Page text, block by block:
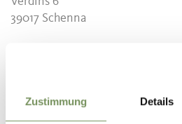
Zustimmung Details
39017 Schenna